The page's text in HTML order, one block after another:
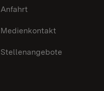
Anfahrt
Medienkontakt
Stellenangebote